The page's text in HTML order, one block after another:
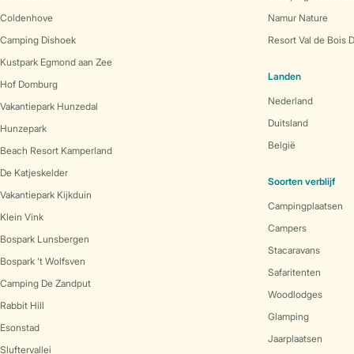
Coldenhove
Camping Dishoek
Kustpark Egmond aan Zee
Hof Domburg
Vakantiepark Hunzedal
Hunzepark
Beach Resort Kamperland
De Katjeskelder
Vakantiepark Kijkduin
Klein Vink
Bospark Lunsbergen
Bospark 't Wolfsven
Camping De Zandput
Rabbit Hill
Esonstad
Sluftervallei
Namur Nature
Resort Val de Bois
Landen
Nederland
Duitsland
België
Soorten verblijf
Campingplaatsen
Campers
Stacaravans
Safaritenten
Woodlodges
Glamping
Jaarplaatsen